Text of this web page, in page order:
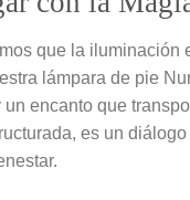
que la
lámpara de pie
encanto que
es un